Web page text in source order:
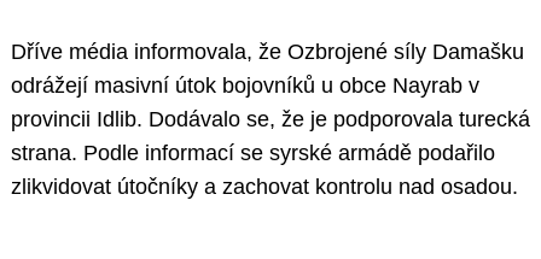
Dříve média informovala, že Ozbrojené síly Damašku
odrážejí masivní útok bojovníků u obce Nayrab v
provincii Idlib. Dodávalo se, že je podporovala turecká
strana. Podle informací se syrské armádě podařilo
zlikvidovat útočníky a zachovat kontrolu nad osadou.